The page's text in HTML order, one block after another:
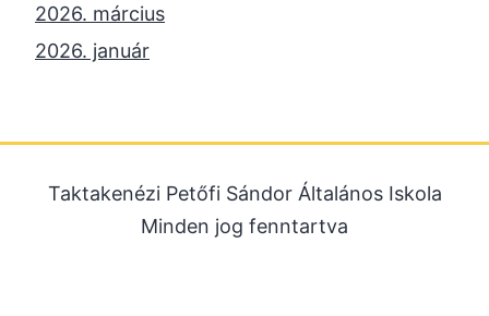
2026. március
2026. január
2025. július
2025. június
Taktakenézi Petőfi Sándor Általános Iskola
Minden jog fenntartva